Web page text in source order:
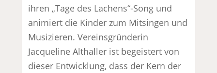
ihren „Tage des Lachens“-Song und
animiert die Kinder zum Mitsingen und
Musizieren. Vereinsgründerin
Jacqueline Althaller ist begeistert von
dieser Entwicklung, dass der Kern der